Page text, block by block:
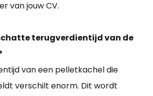
van jouw CV.
terugverdientijd van de
van een pelletkachel die
verschilt enorm. Dit wordt